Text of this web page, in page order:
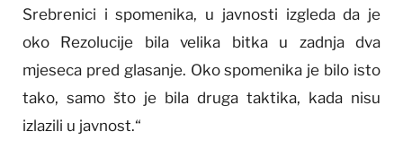
Srebrenici i spomenika, u javnosti izgleda da je
oko Rezolucije bila velika bitka u zadnja dva
mjeseca pred glasanje. Oko spomenika je bilo isto
tako, samo što je bila druga taktika, kada nisu
izlazili u javnost.“